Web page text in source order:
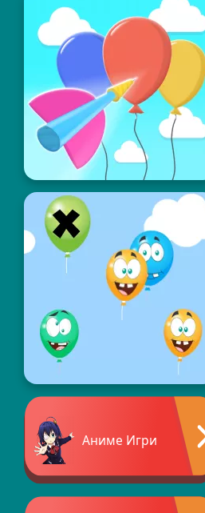
Аниме Игри